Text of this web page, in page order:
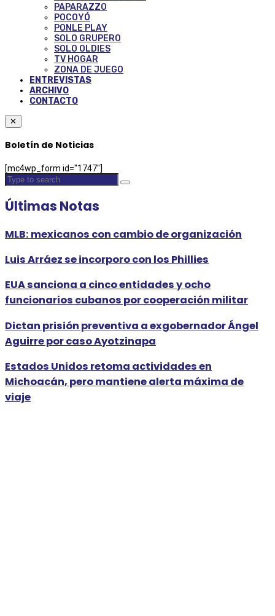
PAPARAZZO
POCOYÓ
PONLE PLAY
SOLO GRUPERO
SOLO OLDIES
TV HOGAR
ZONA DE JUEGO
ENTREVISTAS
ARCHIVO
CONTACTO
✕
Boletín de Noticias
[mc4wp_form id="1747"]
Últimas Notas
MLB: mexicanos con cambio de organización
Luis Arráez se incorporo con los Phillies
EUA sanciona a cinco entidades y ocho
funcionarios cubanos por cooperación militar
Dictan prisión preventiva a exgobernador Ángel
Aguirre por caso Ayotzinapa
Estados Unidos retoma actividades en
Michoacán, pero mantiene alerta máxima de
viaje